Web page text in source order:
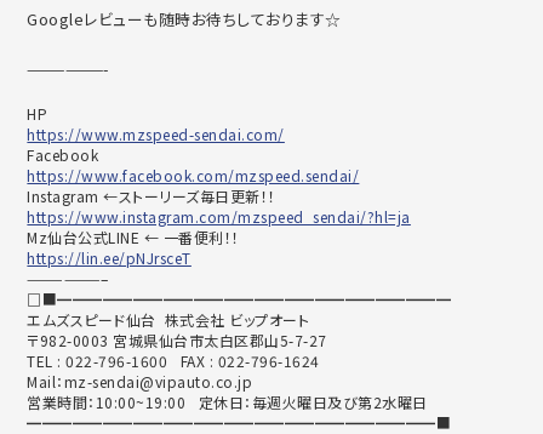
Googleレビューも随時お待ちしております☆
——————-
HP
https://www.mzspeed-sendai.com/
Facebook
https://www.facebook.com/mzspeed.sendai/
Instagram ←ストーリーズ毎日更新！！
https://www.instagram.com/mzspeed_sendai/?hl=ja
Mz仙台公式LINE ← 一番便利！！
https://lin.ee/pNJrsceT
——————–
□■━━━━━━━━━━━━━━━━━━━━━━━━━━
エムズスピード仙台 株式会社 ビップオート
〒982-0003 宮城県仙台市太白区郡山5-7-27
TEL : 022-796-1600 FAX : 022-796-1624
Mail：mz-sendai@vipauto.co.jp
営業時間：10:00~19:00 定休日：毎週火曜日及び第2水曜日
━━━━━━━━━━━━━━━━━━━━━━━━━━━■